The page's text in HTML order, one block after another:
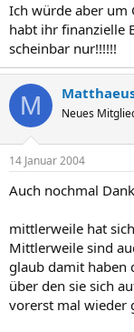
Ich würde aber um
habt ihr finanzielle
scheinbar nur!!!!!!
M Neues
14 Januar 2004
Auch nochmal
mittlerweile hat
Mittlerweile sind
glaub damit haben
über den sie sich
vorerst mal wieder